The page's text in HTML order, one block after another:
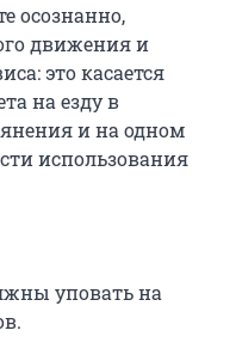
осознанно,
движения и
это касается
на езду в
и на одном
использования
уповать на